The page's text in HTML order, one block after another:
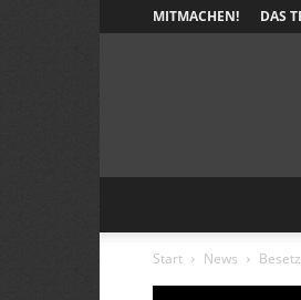
MITMACHEN! DAS
Start News